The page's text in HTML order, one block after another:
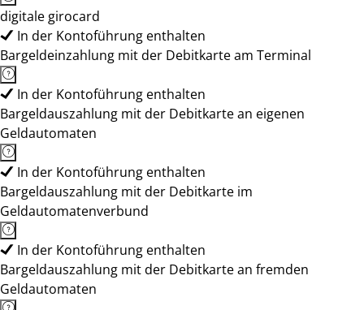
digitale girocard
In der Kontoführung enthalten
Bargeldeinzahlung mit der Debitkarte am Terminal
In der Kontoführung enthalten
Bargeldauszahlung mit der Debitkarte an eigenen
Geldautomaten
In der Kontoführung enthalten
Bargeldauszahlung mit der Debitkarte im
Geldautomatenverbund
In der Kontoführung enthalten
Bargeldauszahlung mit der Debitkarte an fremden
Geldautomaten